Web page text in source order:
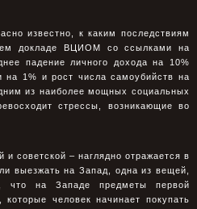
известно, к каким последствиям
докладе ВЦИОМ со ссылками на
падение личного дохода на 10%
на 1% и рост числа самоубийств на
из наиболее мощных социальных
стрессы, возникающие во
советской – наглядно отражается в
выезжать на Запад, одна из вещей,
что на Западе предметы первой
человек начинает покупать